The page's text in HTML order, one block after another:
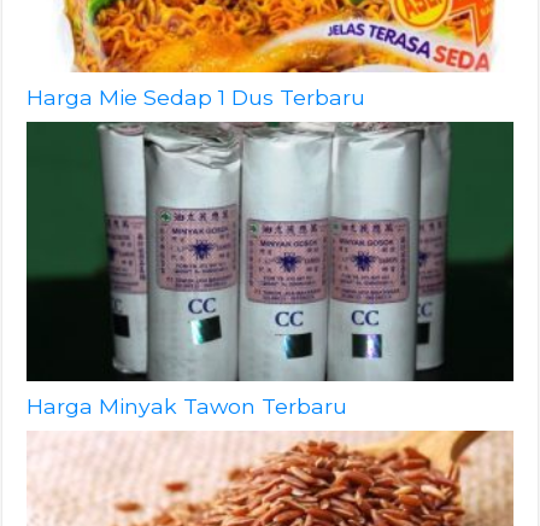
Harga Mie Sedap 1 Dus Terbaru
Harga Minyak Tawon Terbaru